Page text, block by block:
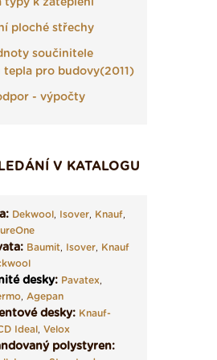
typy k zateplení
ploché střechy
součinitele
tepla pro budovy(2011)
- výpočty
V KATALOGU
Dekwool, Isover, Knauf,
Baumit, Isover, Knauf
desky: Pavatex,
, Agepan
desky: Knauf-
Ideal, Velox
polystyren: